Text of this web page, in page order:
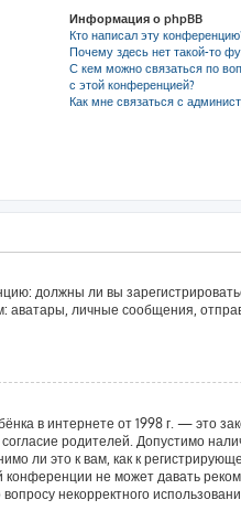
Информация о phpBB
Кто написал эту
Почему здесь нет такой-то
С кем можно связаться по
с этой конференцией?
Как мне связаться с
должны ли вы
личные сообщения,
в интернете от 1998 г. — это
родителей. Допустимо
ли это к вам, как к
не может давать
некорректного